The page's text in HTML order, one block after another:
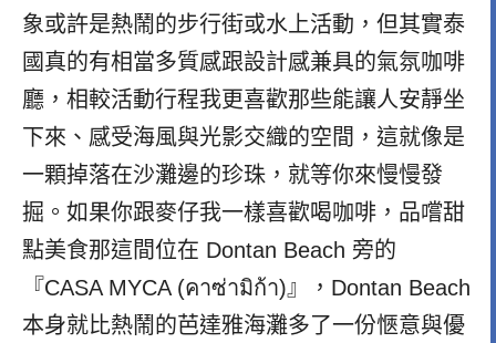
象或許是熱鬧的步行街或水上活動，但其實泰
國真的有相當多質感跟設計感兼具的氣氛咖啡
廳，相較活動行程我更喜歡那些能讓人安靜坐
下來、感受海風與光影交織的空間，這就像是
一顆掉落在沙灘邊的珍珠，就等你來慢慢發
掘。如果你跟麥仔我一樣喜歡喝咖啡，品嚐甜
點美食那這間位在 Dontan Beach 旁的
『CASA MYCA (คาซ่ามิก้า)』，Dontan Beach
本身就比熱鬧的芭達雅海灘多了一份愜意與優